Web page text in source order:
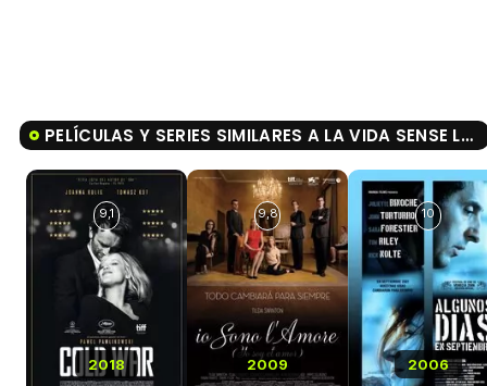
PELÍCULAS Y SERIES SIMILARES A LA VIDA SENSE LA SARA AMAT
2018
9,1
2009
9,8
2006
10